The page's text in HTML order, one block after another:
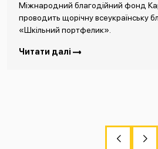
Міжнародний благодійний фонд
проводить щорічну всеукраїнську
«Шкільний портфелик».
Читати далі